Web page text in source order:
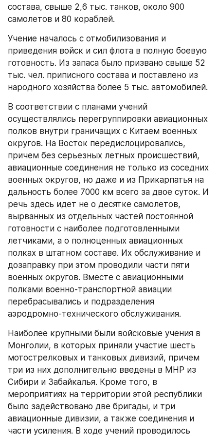
состава, свыше 2,6 тыс. танков, около 900
самолетов и 80 кораблей.
Учение началось с отмобилизования и
приведения войск и сил флота в полную боевую
готовность. Из запаса было призвано свыше 52
тыс. чел. приписного состава и поставлено из
народного хозяйства более 5 тыс. автомобилей.
В соответствии с планами учений
осуществлялись перегруппировки авиационных
полков внутри граничащих с Китаем военных
округов. На Восток передислоцировались,
причем без серьезных летных происшествий,
авиационные соединения не только из соседних
военных округов, но даже и из Прикарпатья на
дальность более 7000 км всего за двое суток. И
речь здесь идет не о десятке самолетов,
вырванных из отдельных частей постоянной
готовности с наиболее подготовленными
летчиками, а о полноценных авиационных
полках в штатном составе. Их обслуживание и
дозаправку при этом проводили части пяти
военных округов. Вместе с авиационными
полками военно-транспортной авиации
перебрасывались и подразделения
аэродромно-технического обслуживания.
Наиболее крупными были войсковые учения в
Монголии, в которых приняли участие шесть
мотострелковых и танковых дивизий, причем
три из них дополнительно введены в МНР из
Сибири и Забайкалья. Кроме того, в
мероприятиях на территории этой республики
было задействовано две бригады, и три
авиационные дивизии, а также соединения и
части усиления. В ходе учений проводилось